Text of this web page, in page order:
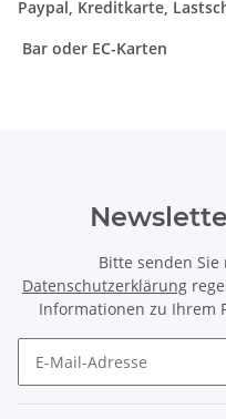
Paypal, Kreditkarte,
Bar oder EC-Karten
Bitte senden
Datenschutzerklärung
Informationen zu Ihrem